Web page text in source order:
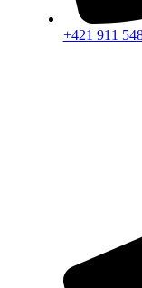
+421 911